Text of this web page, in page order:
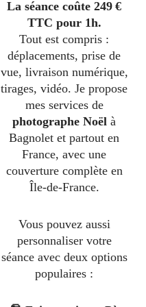
La séance coûte 249 €
TTC pour 1h.
Tout est compris :
déplacements, prise de
vue, livraison numérique,
tirages, vidéo. Je propose
mes services de
photographe Noël à
Bagnolet et partout en
France, avec une
couverture complète en
Île-de-France.
Vous pouvez aussi
personnaliser votre
séance avec deux options
populaires :